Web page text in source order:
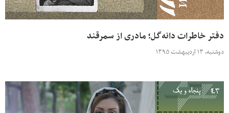
دفتر خاطرات دانه‌گل؛ مادری از سمرقند
دوشنبه، ۱۳ اردیبهشت ۱۳۹۵